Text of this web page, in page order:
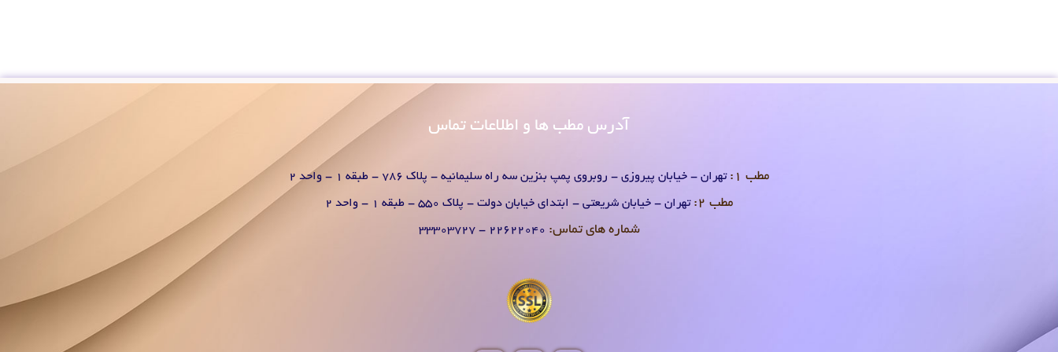
آدرس مطب ها و اطلاعات تماس
مطب 1: تهران - خیابان پیروزی - روبروی پمپ بنزین سه راه سلیمانیه - پلاک 786 - طبقه 1 - واحد 2
مطب 2: تهران - خیابان شریعتی - ابتدای خیابان دولت - پلاک 550 - طبقه 1 - واحد 2
شماره های تماس: